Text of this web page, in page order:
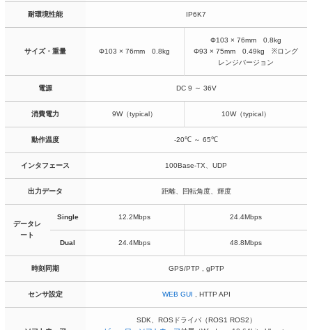
耐環境性能 IP6K7
サイズ・重量 Φ103 × 76mm 0.8kg
Φ103 × 76mm 0.8kg
Φ93 × 75mm 0.49kg ※ロング
レンジバージョン
電源 DC 9 ～ 36V
消費電力 9W（typical） 10W（typical）
動作温度 -20℃ ～ 65℃
インタフェース 100Base-TX、UDP
出力データ 距離、回転角度、輝度
データレ
ート
Single 12.2Mbps 24.4Mbps
Dual 24.4Mbps 48.8Mbps
時刻同期 GPS/PTP , gPTP
センサ設定 WEB GUI , HTTP API
SDK、ROSドライバ（ROS1 ROS2）